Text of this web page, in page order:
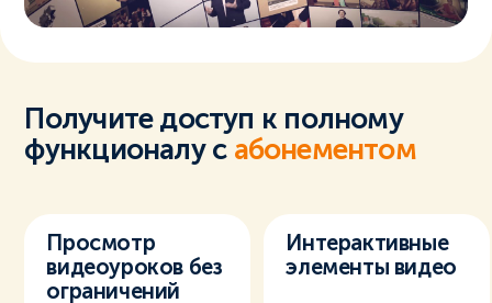
Получите доступ к полному
функционалу с абонементом
Просмотр
видеоуроков без
ограничений
Интерактивные
элементы видео